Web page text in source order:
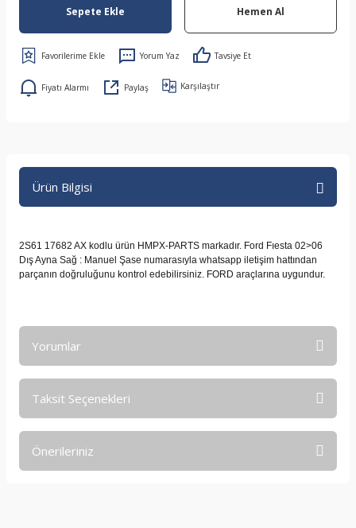
Sepete Ekle Hemen Al
Yorum Yaz Tavsiye Et
Fiyatı Alarmı Paylaş Karşılaştır
Ürün Bilgisi
2S61 17682 AX kodlu ürün HMPX-PARTS markadır. Ford Fıesta 02>06
Dış Ayna Sağ : Manuel Şase numarasıyla whatsapp iletişim hattından
parçanın doğruluğunu kontrol edebilirsiniz. FORD araçlarına uygundur.
Yorumlar
Taksit Seçenekleri
Önerileriniz